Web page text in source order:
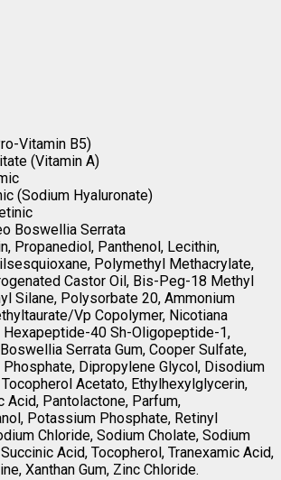
Vitamin B5)
(Vitamin A)
(Sodium Hyaluronate)
Boswellia Serrata
Propanediol, Panthenol, Lecithin,
Polymethyl Methacrylate,
Castor Oil, Bis-Peg-18 Methyl
Silane, Polysorbate 20, Ammonium
Vp Copolymer, Nicotiana
Hexapeptide-40 Sh-Oligopeptide-1,
Serrata Gum, Cooper Sulfate,
Dipropylene Glycol, Disodium
Acetato, Ethylhexylglycerin,
Acid, Pantolactone, Parfum,
Potassium Phosphate, Retinyl
Chloride, Sodium Cholate, Sodium
Acid, Tocopherol, Tranexamic Acid,
Xanthan Gum, Zinc Chloride.